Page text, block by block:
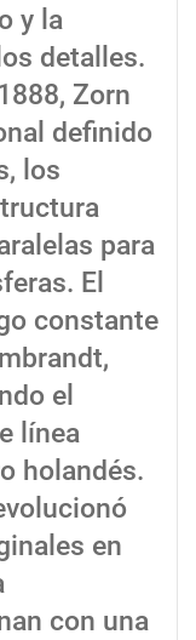
y la
detalles.
Zorn
definido
los
para
El
constante
el
línea
holandés.
en
con una